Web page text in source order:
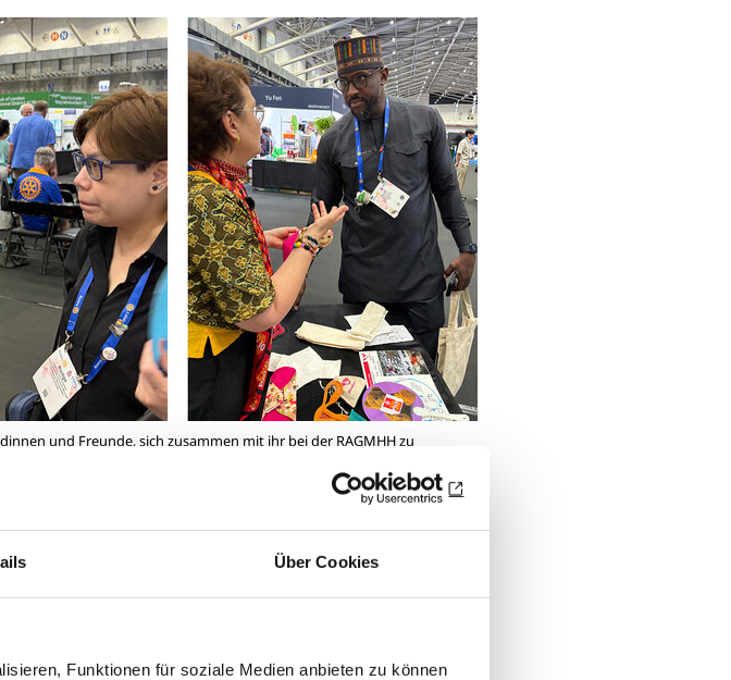
Über Cookies
Funktionen für soziale Medien anbieten zu können
und Freunde, sich zusammen mit ihr bei der RAGMHH zu
und Österreich waren
Giesbrecht berichtet von seinen